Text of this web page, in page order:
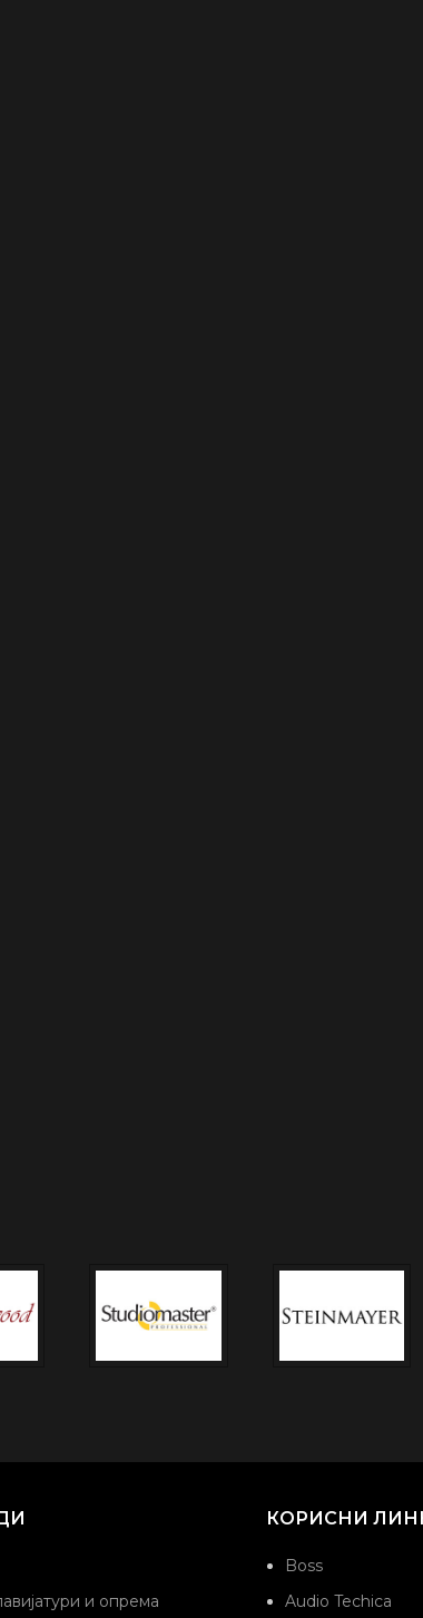
и опрема
КОРИСНИ
Boss
Audio Techica